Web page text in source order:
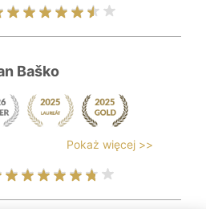
Baško
Pokaż więcej >>